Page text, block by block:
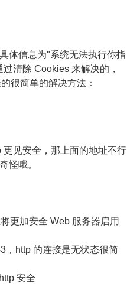
体信息为"系统无法执行你指
清除 Cookies 来解决的，
很简单的解决方法：
见安全，那上面的地址不行
怪哦。
更加安全 Web 服务器启用
，http 的连接是无状态很简
安全